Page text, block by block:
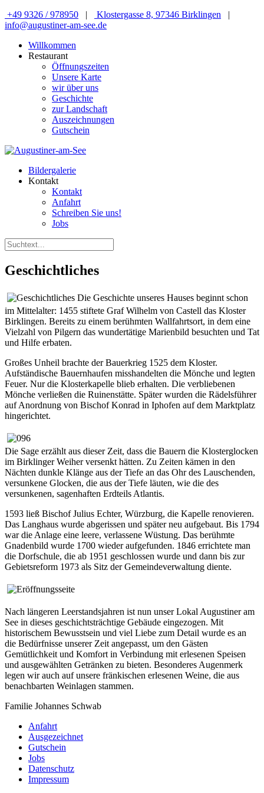
+49 9326 / 978950 | Klostergasse 8, 97346 Birklingen |
info@augustiner-am-see.de
Willkommen
Restaurant
Öffnungszeiten
Unsere Karte
wir über uns
Geschichte
zur Landschaft
Auszeichnungen
Gutschein
Bildergalerie
Kontakt
Kontakt
Anfahrt
Schreiben Sie uns!
Jobs
Geschichtliches
Die Geschichte unseres Hauses beginnt schon
im Mittelalter: 1455 stiftete Graf Wilhelm von Castell das Kloster
Birklingen. Bereits zu einem berühmten Wallfahrtsort, in dem eine
Vielzahl von Pilgern das wundertätige Marienbild besuchten und Tat
und Hilfe erbaten.
Großes Unheil brachte der Bauerkrieg 1525 dem Kloster.
Aufständische Bauernhaufen misshandelten die Mönche und legten
Feuer. Nur die Klosterkapelle blieb erhalten. Die verbliebenen
Mönche verließen die Ruinenstätte. Später wurden die Rädelsführer
auf Anordnung von Bischof Konrad in Iphofen auf dem Marktplatz
hingerichtet.
Die Sage erzählt aus dieser Zeit, dass die Bauern die Klosterglocken
im Birklinger Weiher versenkt hätten. Zu Zeiten kämen in den
Nächten dunkle Klänge aus der Tiefe an das Ohr des Lauschenden,
versunkene Glocken, die aus der Tiefe läuten, wie die des
versunkenen, sagenhaften Erdteils Atlantis.
1593 ließ Bischof Julius Echter, Würzburg, die Kapelle renovieren.
Das Langhaus wurde abgerissen und später neu aufgebaut. Bis 1794
war die Anlage eine leere, verlassene Wüstung. Das berühmte
Gnadenbild wurde 1700 wieder aufgefunden. 1846 errichtete man
die Dorfschule, die ab 1951 geschlossen wurde und dann bis zur
Gebietsreform 1973 als Sitz der Gemeindeverwaltung diente.
Nach längeren Leerstandsjahren ist nun unser Lokal Augustiner am
See in dieses geschichtsträchtige Gebäude eingezogen. Mit
historischem Bewusstsein und viel Liebe zum Detail wurde es an
die Bedürfnisse unserer Zeit angepasst, um den Gästen
Gemütlichkeit und Komfort in Verbindung mit erlesenen Speisen
und ausgewählten Getränken zu bieten. Besonderes Augenmerk
legen wir auch auf unsere fränkischen erlesenen Weine, die aus
benachbarten Weinlagen stammen.
Familie Johannes Schwab
Anfahrt
Ausgezeichnet
Gutschein
Jobs
Datenschutz
Impressum